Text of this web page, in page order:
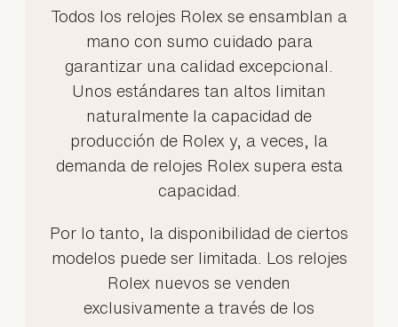
Todos los relojes Rolex se ensamblan a
mano con sumo cuidado para
garantizar una calidad excepcional.
Unos estándares tan altos limitan
naturalmente la capacidad de
producción de Rolex y, a veces, la
demanda de relojes Rolex supera esta
capacidad.
Por lo tanto, la disponibilidad de ciertos
modelos puede ser limitada. Los relojes
Rolex nuevos se venden
exclusivamente a través de los